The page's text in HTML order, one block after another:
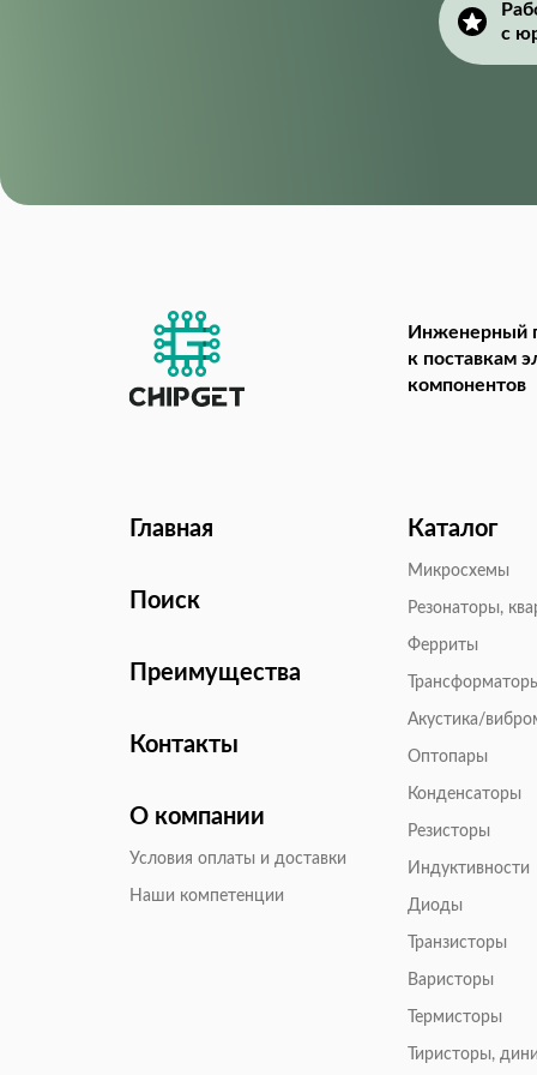
с
Инженерный
к поставкам
компонентов
Главная
Поиск
Преимущества
Контакты
О компании
Условия оплаты и доставки
Наши компетенции
Каталог
Микросхемы
Резонаторы,
Ферриты
Акустика/
Оптопары
Конденсаторы
Резисторы
Индуктивности
Диоды
Транзисторы
Варисторы
Термисторы
Тиристоры,